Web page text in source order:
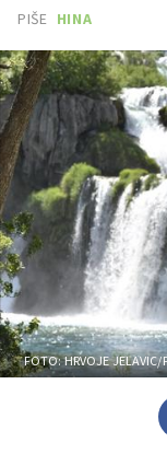
PIŠE HINA
FOTO: HRVOJE JELAVIC/